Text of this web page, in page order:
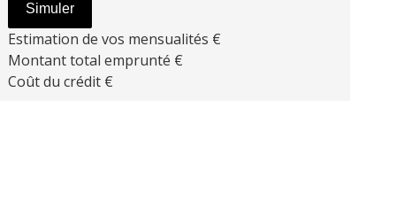
Simuler
Estimation de vos mensualités €
Montant total emprunté €
Coût du crédit €